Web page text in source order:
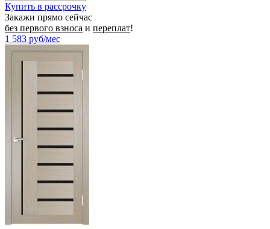
Купить в рассрочку
Закажи прямо сейчас
без первого взноса и переплат!
1 583 руб/мес